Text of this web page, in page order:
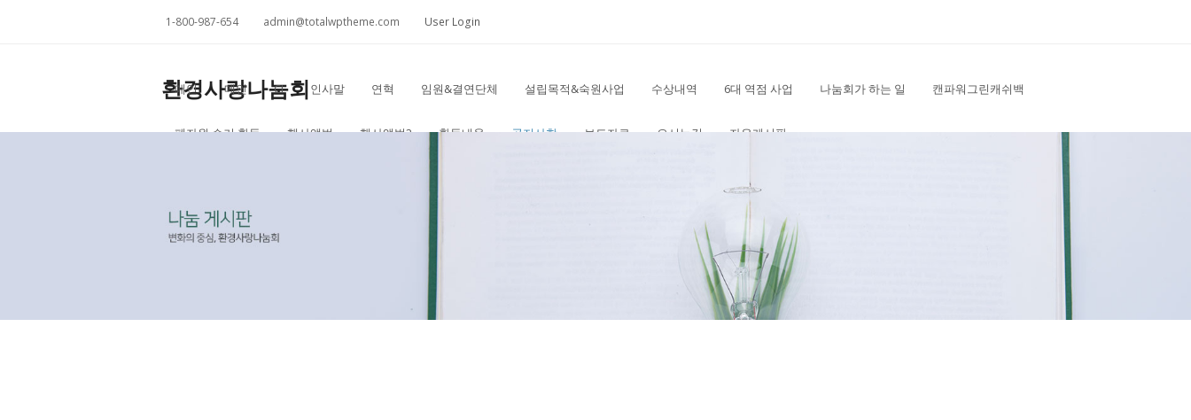
1-800-987-654 admin@totalwptheme.com User Login
환경사랑나눔회
메인 메인 CI 인사말 연혁 임원&결연단체 설립목적&숙원사업 수상내역 6대 역점 사업 나눔회가 하는 일 캔파워그린캐쉬백
폐자원 수거 활동 행사앨범 행사앨범2 활동내용 공지사항 보도자료 오시는길 자유게시판 Search